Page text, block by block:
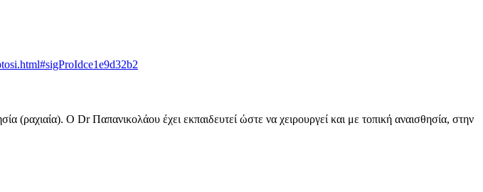
(ραχιαία). Ο Dr Παπανικολάου έχει εκπαιδευτεί ώστε να χειρουργεί και με τοπική αναισθησία, στην